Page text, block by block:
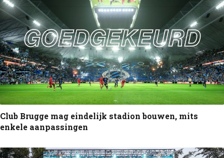
Club Brugge mag eindelijk stadion bouwen, mits
enkele aanpassingen